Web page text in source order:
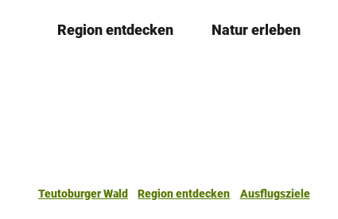
Region entdecken Natur erleben
Teutoburger Wald Region entdecken
Ausflugsziele